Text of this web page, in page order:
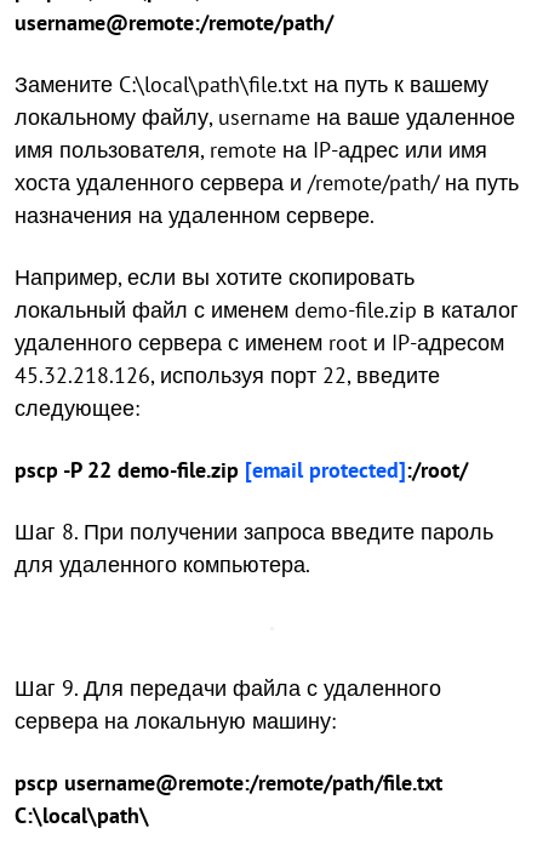
username@remote:/remote/path/
Замените C:\local\path\file.txt на путь к вашему
локальному файлу, username на ваше удаленное
имя пользователя, remote на IP-адрес или имя
хоста удаленного сервера и /remote/path/ на путь
назначения на удаленном сервере.
Например, если вы хотите скопировать
локальный файл с именем demo-file.zip в каталог
удаленного сервера с именем root и IP-адресом
45.32.218.126, используя порт 22, введите
следующее:
pscp -P 22 demo-file.zip [email protected]:/root/
Шаг 8. При получении запроса введите пароль
для удаленного компьютера.
Шаг 9. Для передачи файла с удаленного
сервера на локальную машину:
pscp username@remote:/remote/path/file.txt
C:\local\path\